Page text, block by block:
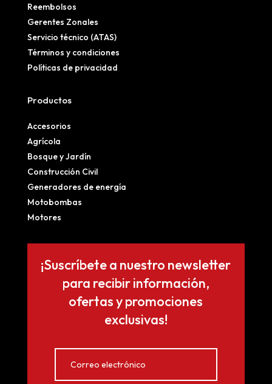
Reembolsos
Gerentes Zonales
Servicio técnico (ATAS)
Términos y condiciones
Políticas de privacidad
Productos
Accesorios
Agrícola
Bosque y Jardín
Construcción Civil
Generadores de energía
Motobombas
Motores
¡Suscríbete a nuestro newsletter
para recibir información,
ofertas y promociones
exclusivas!